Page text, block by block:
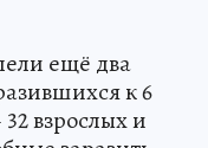
ещё два
к 6
взрослых и